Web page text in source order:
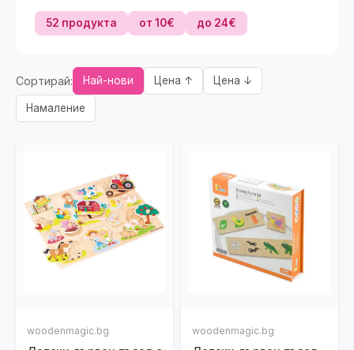
52 продукта от 10€ до 24€
Сортирай: Най-нови Цена ↑ Цена ↓
Намаление
woodenmagic.bg woodenmagic.bg